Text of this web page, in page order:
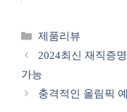
카
테
리
제품리뷰
2024최신 재직증
가능
충격적인 올림픽